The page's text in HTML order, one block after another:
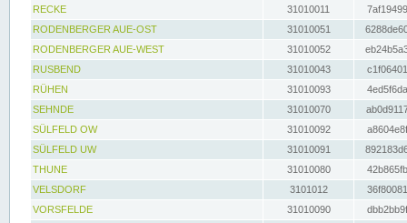
RECKE
31010011
RODENBERGER AUE-OST
31010051
RODENBERGER AUE-WEST
31010052
RUSBEND
31010043
RÜHEN
31010093
SEHNDE
31010070
SÜLFELD OW
31010092
SÜLFELD UW
31010091
THUNE
31010080
VELSDORF
3101012
VORSFELDE
31010090